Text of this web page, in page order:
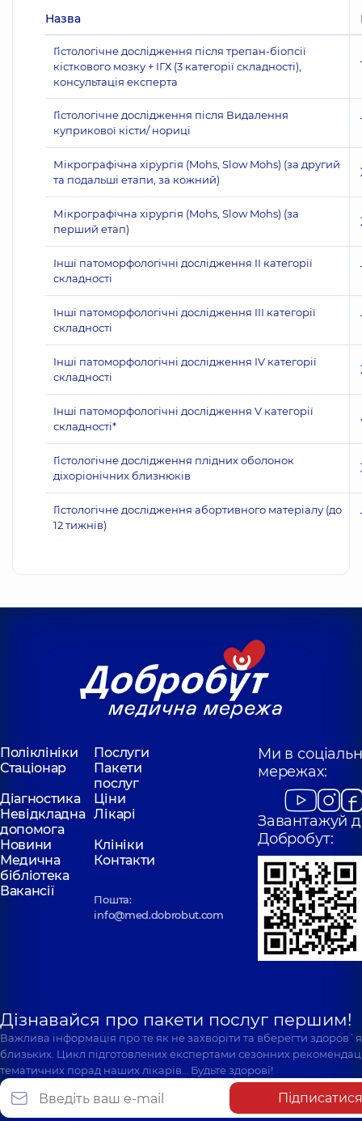
Назва
Гістологічне дослідження після трепан-біопсії
кісткового мозку + ІГХ (3 категорії складності),
консультація експерта
Гістологічне дослідження після Видалення
куприкової кісти/ нориці
Мікрографічна хірургія (Mohs, Slow Mohs) (за другий
та подальші етапи, за кожний)
Мікрографічна хірургія (Mohs, Slow Mohs) (за
перший етап)
Інші патоморфологічні дослідження II категорії
складності
Інші патоморфологічні дослідження III категорії
складності
Інші патоморфологічні дослідження IV категорії
складності
Інші патоморфологічні дослідження V категорії
складності*
Гістологічне дослідження плідних оболонок
діхоріонічних близнюків
Гістологічне дослідження абортивного матеріалу (до
12 тижнів)
Поліклініки
Послуги
Стаціонар
Пакети
послуг
Діагностика
Ціни
Невідкладна
допомога
Лікарі
Новини
Клініки
Медична
бібліотека
Контакти
Вакансії
Пошта:
info@med.dobrobut.com
Ми в
мережах:
Завантажуй
Добробут:
Дізнавайся про пакети послуг першим!
Важлива інформація про те як не захворіти та вберегти
близьких. Цикл підготовлених експертами сезонних
тематичних порад наших лікарів… Будьте здорові!
Підписатися